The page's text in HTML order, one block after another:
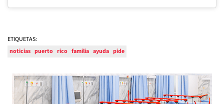
ETIQUETAS:
noticias puerto rico familia ayuda pide